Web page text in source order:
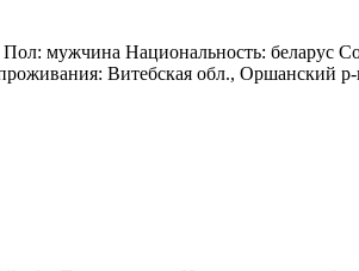
мужчина Национальность: беларус
Витебская обл., Оршанский